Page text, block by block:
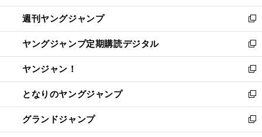
開
く
ウ
で
開
く
ン
ド
ウ
で
開
く
ウ
ィ
ン
ド
ウ
で
開
く
週刊ヤングジャンプ
新
し
い
ウ
ィ
ン
ド
ウ
で
開
ヤングジャンプ定期購読デジタル
新
し
い
ウ
ィ
ン
ド
ウ
ヤンジャン！
新
し
い
ウ
ィ
ン
となりのヤングジャンプ
新
し
い
ウ
グランドジャンプ
新
し